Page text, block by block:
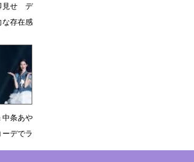
見せ デ
存在感
中条あや
デでラ